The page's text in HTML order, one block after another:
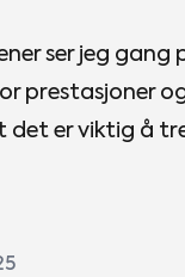
ser jeg
prestasjoner
er viktig å